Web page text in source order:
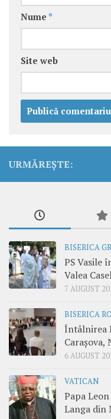
Nume *
Site web
URMĂREȘTE:
BISERICA
PS Vasile
Valea
7 AUGUST
BISERICA
Întâlnirea
Carașova,
6 AUGUST
VATICAN
Papa
Langa din